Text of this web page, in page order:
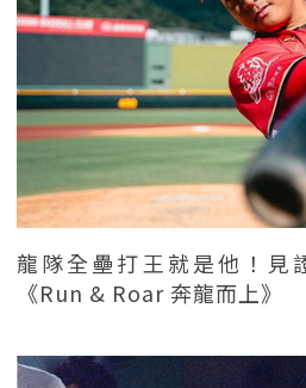
龍隊全壘打王就是他！見
《Run & Roar 奔龍而上》